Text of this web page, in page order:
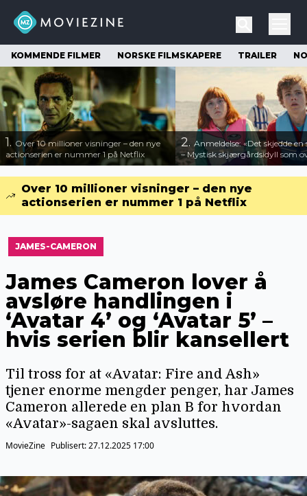
KOMMENDE FILMER NORSKE FILMSKAPERE TRAILER
1. Over 10 millioner visninger – den nye
actionserien er nummer 1 på Netflix
2. Anmeldelse: «Det skjedde
– Mystisk skjærgårdsidyll som
Over 10 millioner visninger – den nye
actionserien er nummer 1 på Netflix
JAMES-CAMERON
James Cameron lover å
avsløre handlingen i
‘Avatar 4’ og ‘Avatar 5’ –
hvis serien blir kansellert
Til tross for at «Avatar: Fire and Ash»
tjener enorme mengder penger, har James
Cameron allerede en plan B for hvordan
«Avatar»-sagaen skal avsluttes.
MovieZine Publisert:27.12.2025 17:00